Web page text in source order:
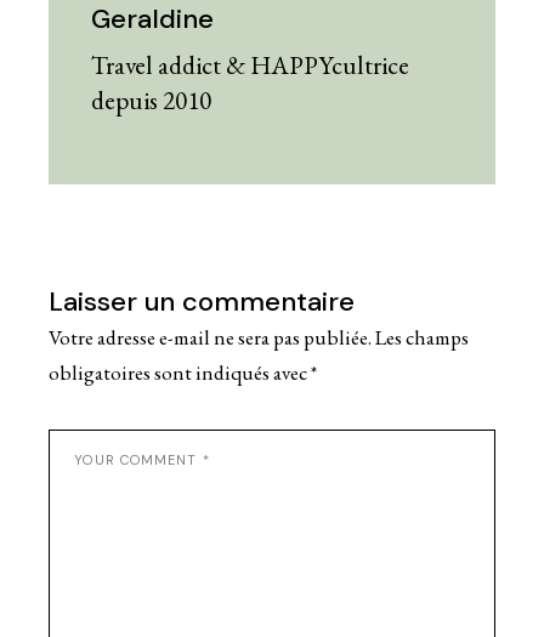
Geraldine
Travel addict & HAPPYcultrice
depuis 2010
Laisser un commentaire
Votre adresse e-mail ne sera pas publiée.Les champs
obligatoires sont indiqués avec*